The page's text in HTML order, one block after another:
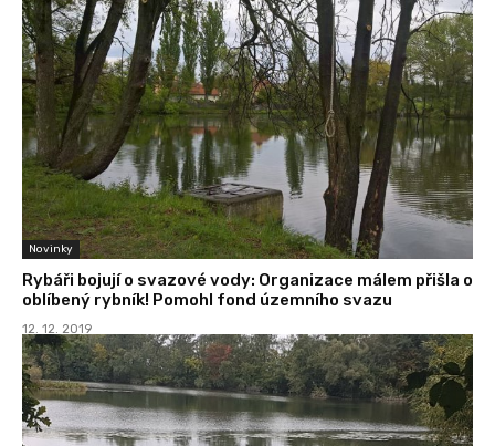
Novinky
Rybáři bojují o svazové vody: Organizace málem přišla o
oblíbený rybník! Pomohl fond územního svazu
12. 12. 2019